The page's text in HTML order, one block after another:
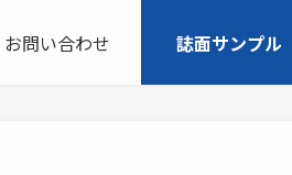
お問い合わせ 誌面サンプル